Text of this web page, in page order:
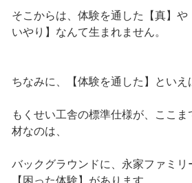
そこからは、体験を通した【真】や
いやり】なんて生まれません。
ちなみに、【体験を通した】といえ
もくせい工舎の標準仕様が、ここ
材なのは、
バックグラウンドに、永家ファミリ
【困った体験】があります。